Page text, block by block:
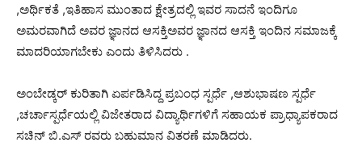
,ಅರ್ಥಿಕತೆ ,ಇತಿಹಾಸ ಮುಂತಾದ ಕ್ಷೇತ್ರದಲ್ಲಿ ಇವರ ಸಾದನೆ ಇಂದಿಗೂ
ಅಮರವಾಗಿದೆ ಅವರ ಜ್ಞಾನದ ಆಸಕ್ತಿಅವರ ಜ್ಞಾನದ ಆಸಕ್ತಿ ಇಂದಿನ ಸಮಾಜಕ್ಕೆ
ಮಾದರಿಯಾಗಬೇಕು ಎಂದು ತಿಳಿಸಿದರು .
ಅಂಬೇಡ್ಕರ್ ಕುರಿತಾಗಿ ಏರ್ಪಡಿಸಿದ್ದ ಪ್ರಬಂಧ ಸ್ಪರ್ಧೆ ,ಆಶುಭಾಷಣ ಸ್ಪರ್ಧೆ
,ಚರ್ಚಾಸ್ಪರ್ಧೆಯಲ್ಲಿ ವಿಜೇತರಾದ ವಿದ್ಯಾರ್ಥಿಗಳಿಗೆ ಸಹಾಯಕ ಪ್ರಾಧ್ಯಾಪಕರಾದ
ಸಚಿನ್ ಬಿ.ಎಸ್ ರವರು ಬಹುಮಾನ ವಿತರಣೆ ಮಾಡಿದರು.